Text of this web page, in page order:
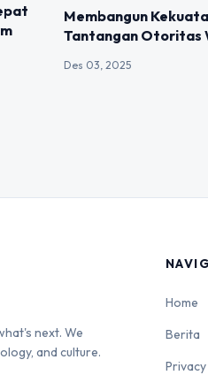
Membangun
Tantangan Otoritas
Des 03, 2025
next. We
and culture.
Home
Berita